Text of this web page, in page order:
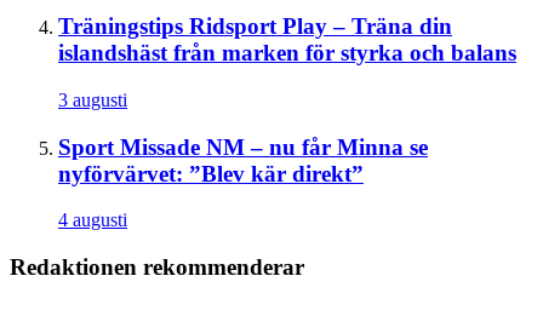
Träningstips Ridsport Play – Träna din
islandshäst från marken för styrka och balans
3 augusti
Sport Missade NM – nu får Minna se
nyförvärvet: ”Blev kär direkt”
4 augusti
Redaktionen rekommenderar